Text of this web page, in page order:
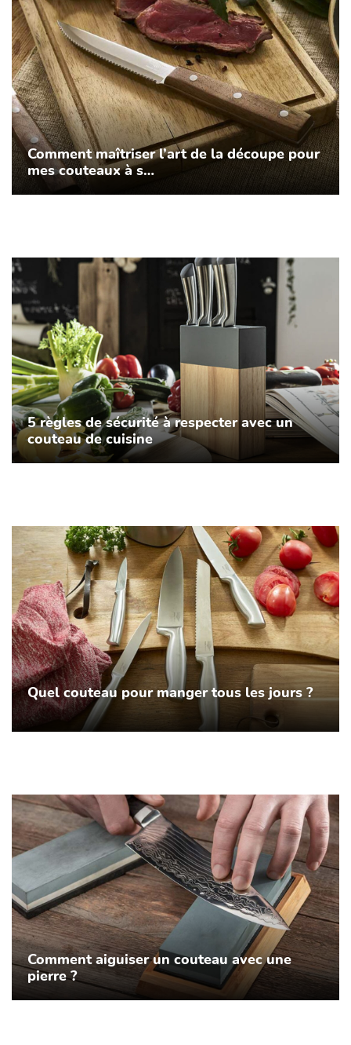
Comment maîtriser l’art de la découpe pour
mes couteaux à s…
5 règles de sécurité à respecter avec un
couteau de cuisine
Quel couteau pour manger tous les jours ?
Comment aiguiser un couteau avec une
pierre ?